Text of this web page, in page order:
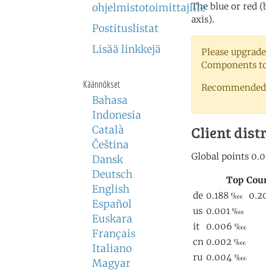
ohjelmistotoimittajille
Postituslistat
Lisää linkkejä
Käännökset
Bahasa
Indonesia
Català
Čeština
Dansk
Deutsch
English
Español
Euskara
Français
Italiano
Magyar
The blue or red
axis).
Please
Components
Client